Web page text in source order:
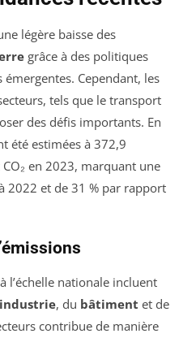
légère baisse des
grâce à des politiques
Cependant, les
tels que le transport
des défis importants. En
été estimées à 372,9
en 2023, marquant une
2022 et de 31 % par rapport
l’échelle nationale incluent
industrie, du bâtiment et de
contribue de manière